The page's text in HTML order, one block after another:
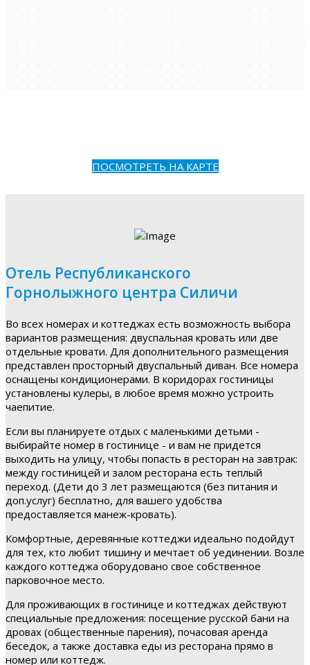
ПОСМОТРЕТЬ НА КАРТЕ
Отель Республиканского
Горнолыжного центра Силичи
Во всех номерах и коттеджах есть возможность выбора
вариантов размещения: двуспальная кровать или две
отдельные кровати. Для дополнительного размещения
представлен просторный двуспальный диван. Все номера
оснащены кондиционерами. В коридорах гостиницы
установлены кулеры, в любое время можно устроить
чаепитие.
Если вы планируете отдых с маленькими детьми -
выбирайте номер в гостинице - и вам не придется
выходить на улицу, чтобы попасть в ресторан на завтрак:
между гостиницей и залом ресторана есть теплый
переход. (Дети до 3 лет размещаются (без питания и
доп.услуг) бесплатно, для вашего удобства
предоставляется манеж-кровать).
Комфортные, деревянные коттеджи идеально подойдут
для тех, кто любит тишину и мечтает об уединении. Возле
каждого коттеджа оборудовано свое собственное
парковочное место.
Для проживающих в гостинице и коттеджах действуют
специальные предложения: посещение русской бани на
дровах (общественные парения), почасовая аренда
беседок, а также доставка еды из ресторана прямо в
номер или коттедж.